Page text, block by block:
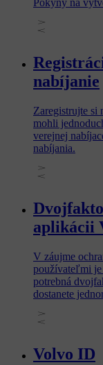
Pokyny na
rozhodne
nabíjanie
Zaregistrujte si
mohli
verejnej
nabíjania.
aplikácii
V záujme
používateľmi
potrebná
dostanete
identifikátoru
Volvo ID